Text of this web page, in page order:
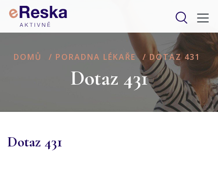
DOMŮ / PORADNA LÉKAŘE / DOTAZ 431
Dotaz 431
Dotaz 431